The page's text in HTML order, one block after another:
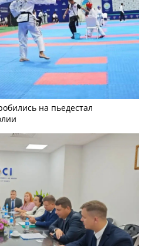
на пьедестал